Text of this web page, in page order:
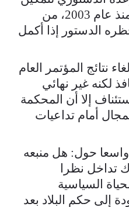
أردوغان الذي يقود تركيا منذ عام 2003، من
الدستور إذا أكمل
نتائج المؤتمر العام
2023 بأنه نافذ لكنه غير نهائي
إلا أن المحكمة
أمام تداعيات
حول: هل منبعه
تداخل نظرا
السياسية
إلى حكم البلاد بعد